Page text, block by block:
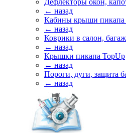
Дефлекторы окон,
← назад
Кабины крыши пикапа
← назад
Коврики в салон,
← назад
Крышки пикапа TopUp
← назад
Пороги, дуги, защита
← назад